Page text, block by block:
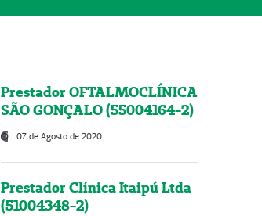
Prestador OFTALMOCLÍNICA
SÃO GONÇALO (55004164-2)
07 de Agosto de 2020
Prestador Clínica Itaipú Ltda
(51004348-2)